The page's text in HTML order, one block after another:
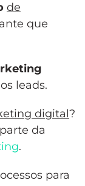
de
que
leads.
digital?
da
.
para